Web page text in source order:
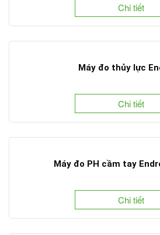
Chi tiết
Máy đo thủy lực
Chi tiết
Máy đo PH cầm tay
Chi tiết